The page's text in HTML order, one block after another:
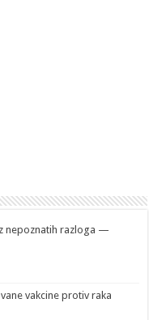
nepoznatih razloga —
vakcine protiv raka